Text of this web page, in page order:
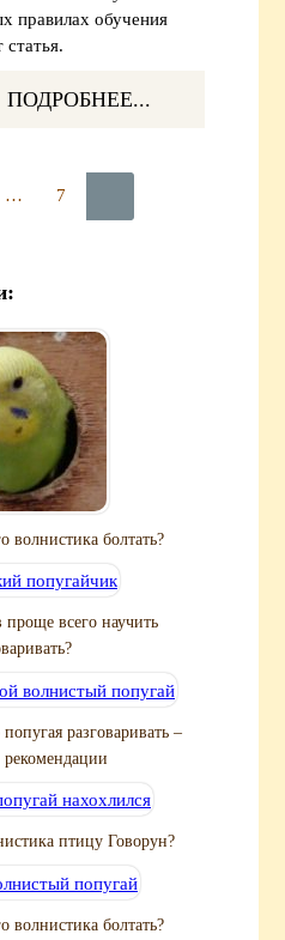
правилах обучения
статья.
ПОДРОБНЕЕ...
… 7
волнистика болтать?
проще всего научить
разговаривать –
птицу Говорун?
волнистика болтать?